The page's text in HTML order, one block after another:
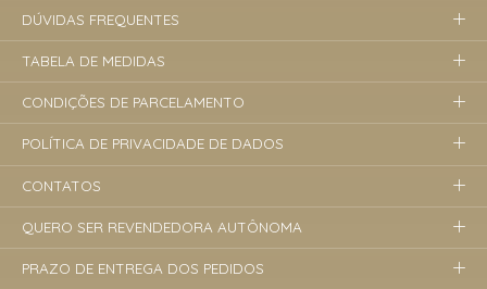
DÚVIDAS FREQUENTES
TABELA DE MEDIDAS
CONDIÇÕES DE PARCELAMENTO
POLÍTICA DE PRIVACIDADE DE DADOS
CONTATOS
QUERO SER REVENDEDORA AUTÔNOMA
PRAZO DE ENTREGA DOS PEDIDOS